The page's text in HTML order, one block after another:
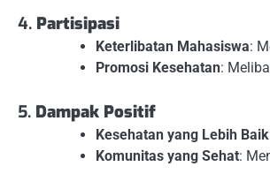
4. Partisipasi
Keterlibatan Mahasiswa:
Promosi Kesehatan:
5. Dampak Positif
Kesehatan yang Lebih Baik
Komunitas yang Sehat: